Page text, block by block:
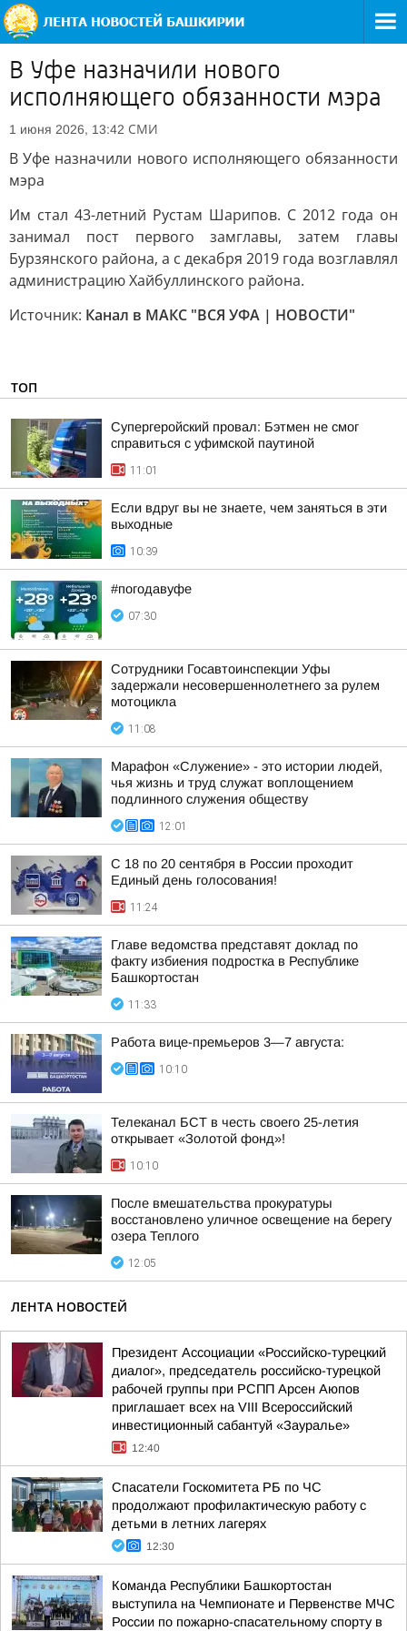
В Уфе назначили нового
исполняющего обязанности мэра
1 июня 2026, 13:42 СМИ
В Уфе назначили нового исполняющего обязанности
мэра
Им стал 43-летний Рустам Шарипов. С 2012 года он
занимал пост первого замглавы, затем главы
Бурзянского района, а с декабря 2019 года возглавлял
администрацию Хайбуллинского района.
Источник: Канал в МАКС "ВСЯ УФА | НОВОСТИ"
ТОП
Супергеройский провал: Бэтмен не смог
справиться с уфимской паутиной
11:01
Если вдруг вы не знаете, чем заняться в эти
выходные
10:39
#погодавуфе
07:30
Сотрудники Госавтоинспекции Уфы
задержали несовершеннолетнего за рулем
мотоцикла
11:08
Марафон «Служение» - это истории людей,
чья жизнь и труд служат воплощением
подлинного служения обществу
12:01
С 18 по 20 сентября в России проходит
Единый день голосования!
11:24
Главе ведомства представят доклад по
факту избиения подростка в Республике
Башкортостан
11:33
Работа вице-премьеров 3—7 августа:
10:10
Телеканал БСТ в честь своего 25-летия
открывает «Золотой фонд»!
10:10
После вмешательства прокуратуры
восстановлено уличное освещение на берегу
озера Теплого
12:05
ЛЕНТА НОВОСТЕЙ
Президент Ассоциации «Российско-турецкий
диалог», председатель российско-турецкой
рабочей группы при РСПП Арсен Аюпов
приглашает всех на VIII Всероссийский
инвестиционный сабантуй «Зауралье»
12:40
Спасатели Госкомитета РБ по ЧС
продолжают профилактическую работу с
детьми в летних лагерях
12:30
Команда Республики Башкортостан
выступила на Чемпионате и Первенстве МЧС
России по пожарно-спасательному спорту в